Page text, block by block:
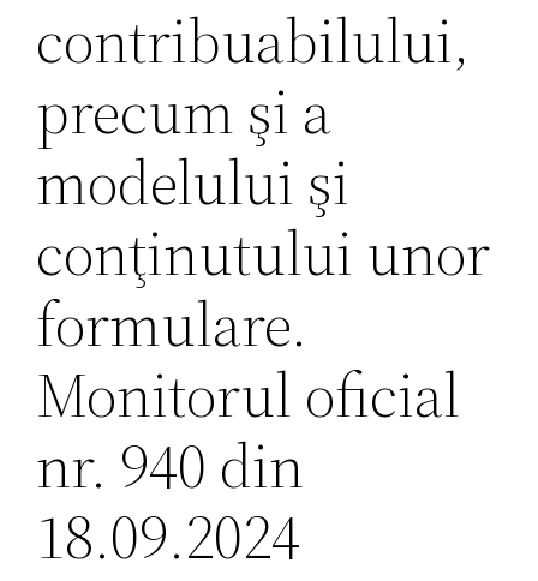
contribuabilului,
precum şi a
modelului şi
conţinutului unor
formulare.
Monitorul oficial
nr. 940 din
18.09.2024